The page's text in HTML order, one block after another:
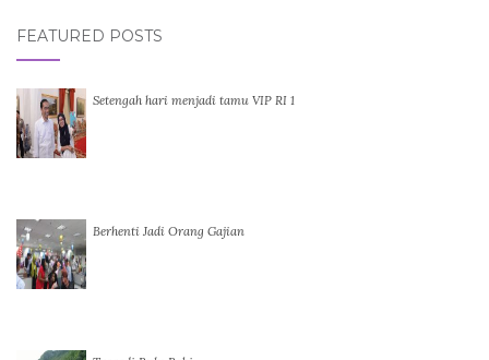
FEATURED POSTS
Setengah hari menjadi tamu VIP RI 1
Berhenti Jadi Orang Gajian